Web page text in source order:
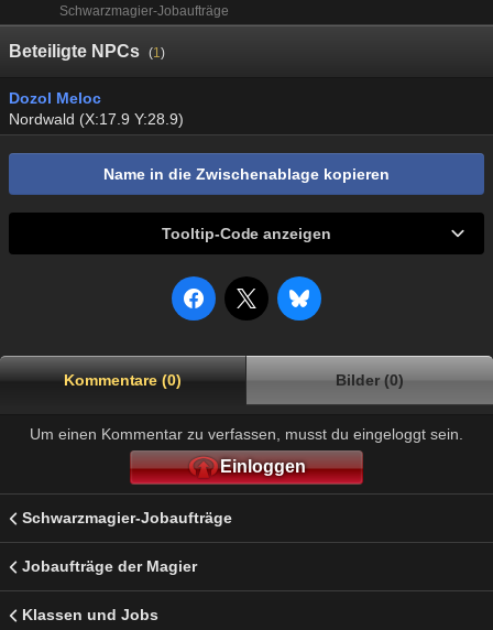
Schwarzmagier-Jobaufträge
Beteiligte NPCs (1)
Dozol Meloc
Nordwald (X:17.9 Y:28.9)
Name in die Zwischenablage kopieren
Tooltip-Code anzeigen
Kommentare (0) Bilder (0)
Um einen Kommentar zu verfassen, musst du eingeloggt sein.
Einloggen
Schwarzmagier-Jobaufträge
Jobaufträge der Magier
Klassen und Jobs